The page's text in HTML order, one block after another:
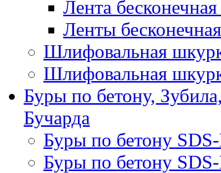
Лента
Ленты
Шлифовальная
Шлифовальная
Буры по бетону,
Бучарда
Буры по бетону
Буры по бетону